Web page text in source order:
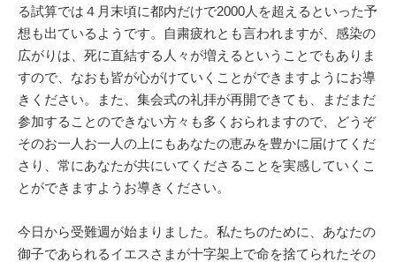
る試算では４月末頃に都内だけで2000人を超えるといった予
想も出ているようです。自粛疲れとも言われますが、感染の
広がりは、死に直結する人々が増えるということでもありま
すので、なおも皆が心がけていくことができますようにお導
きください。また、集会式の礼拝が再開できても、まだまだ
参加することのできない方々も多くおられますので、どうぞ
そのお一人お一人の上にもあなたの恵みを豊かに届けてくだ
さり、常にあなたが共にいてくださることを実感していくこ
とができますようお導きください。
今日から受難週が始まりました。私たちのために、あなたの
御子であられるイエスさまが十字架上で命を捨てられたその